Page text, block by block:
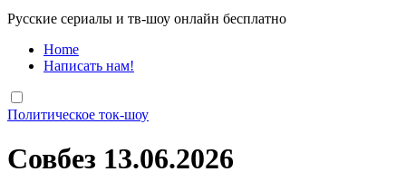
Русские сериалы и тв-шоу онлайн бесплатно
Home
Написать нам!
Политическое ток-шоу
Совбез 13.06.2026